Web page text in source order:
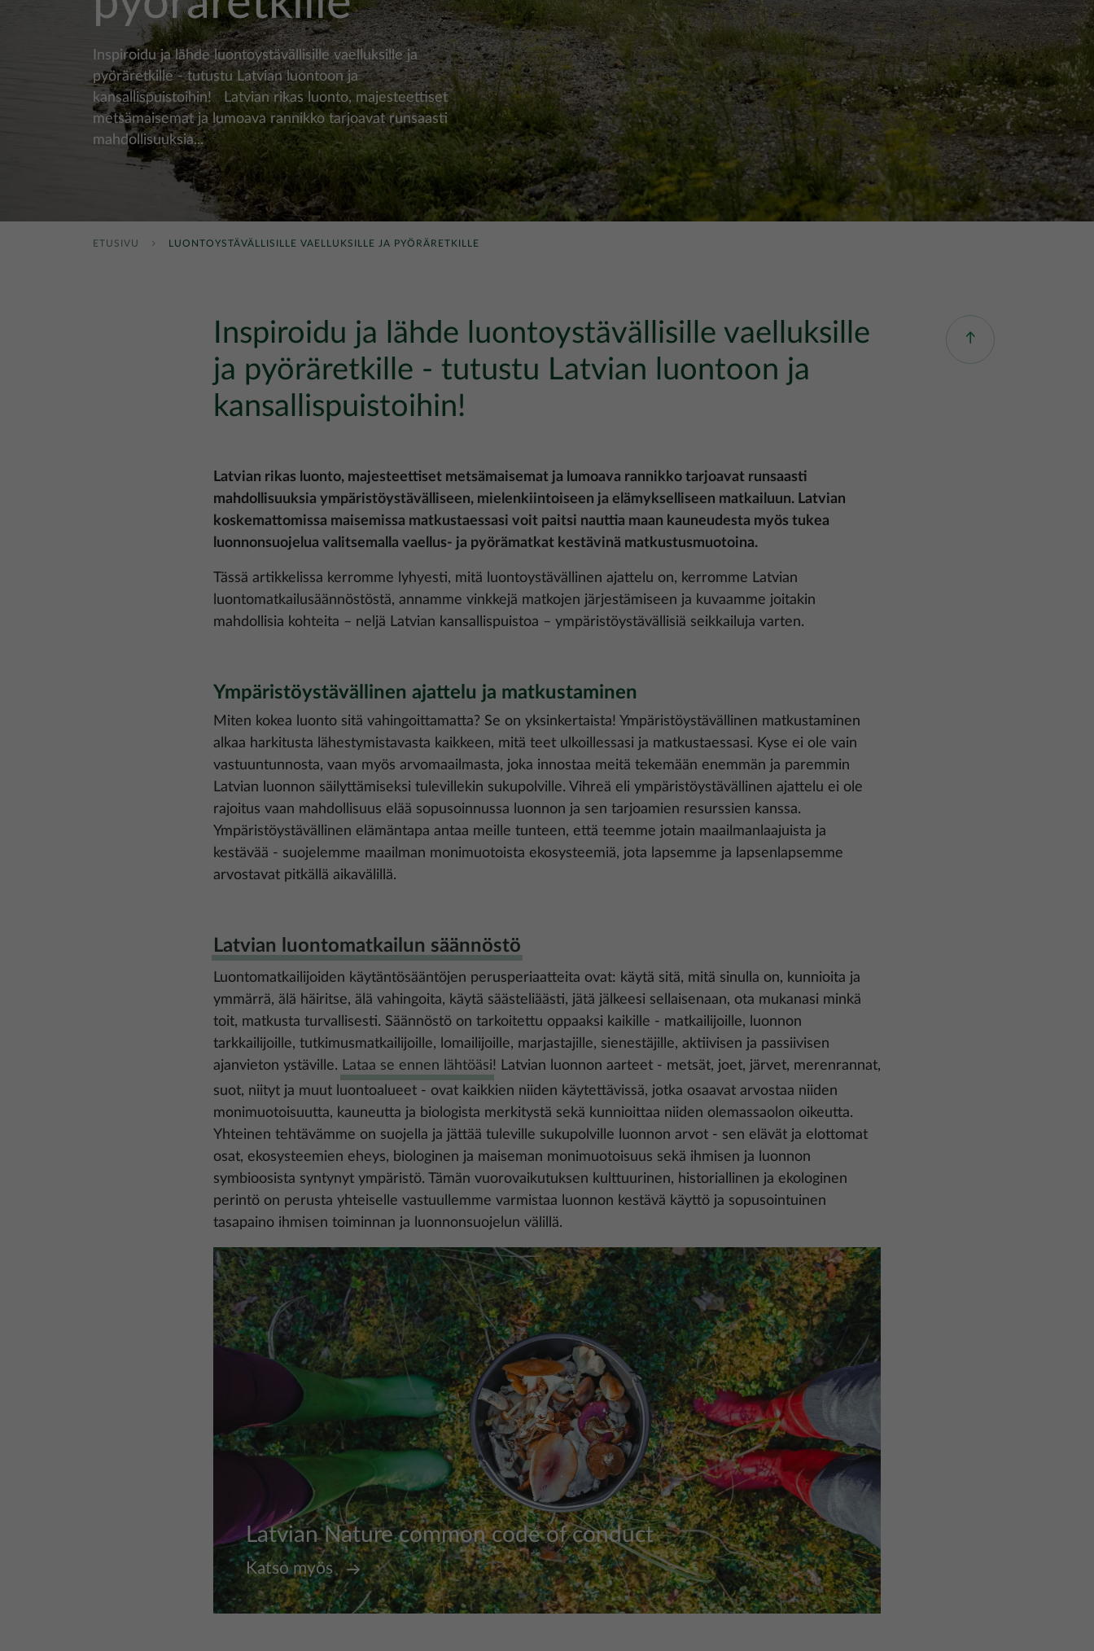
Inspiroidu ja lähde luontoystävällisille vaelluksille ja
pyöräretkille - tutustu Latvian luontoon ja
kansallispuistoihin! Latvian rikas luonto, majesteettiset
metsämaisemat ja lumoava rannikko tarjoavat runsaasti
mahdollisuuksia...
ETUSIVU LUONTOYSTÄVÄLLISILLE VAELLUKSILLE JA PYÖRÄRETKILLE
Inspiroidu ja lähde luontoystävällisille vaelluksille
ja pyöräretkille - tutustu Latvian luontoon ja
kansallispuistoihin!
Latvian rikas luonto, majesteettiset metsämaisemat ja lumoava rannikko tarjoavat runsaasti
mahdollisuuksia ympäristöystävälliseen, mielenkiintoiseen ja elämykselliseen matkailuun. Latvian
koskemattomissa maisemissa matkustaessasi voit paitsi nauttia maan kauneudesta myös tukea
luonnonsuojelua valitsemalla vaellus- ja pyörämatkat kestävinä matkustusmuotoina.
Tässä artikkelissa kerromme lyhyesti, mitä luontoystävällinen ajattelu on, kerromme Latvian
luontomatkailusäännöstöstä, annamme vinkkejä matkojen järjestämiseen ja kuvaamme joitakin
mahdollisia kohteita – neljä Latvian kansallispuistoa – ympäristöystävällisiä seikkailuja varten.
Ympäristöystävällinen ajattelu ja matkustaminen
Miten kokea luonto sitä vahingoittamatta? Se on yksinkertaista! Ympäristöystävällinen matkustaminen
alkaa harkitusta lähestymistavasta kaikkeen, mitä teet ulkoillessasi ja matkustaessasi. Kyse ei ole vain
vastuuntunnosta, vaan myös arvomaailmasta, joka innostaa meitä tekemään enemmän ja paremmin
Latvian luonnon säilyttämiseksi tulevillekin sukupolville. Vihreä eli ympäristöystävällinen ajattelu ei ole
rajoitus vaan mahdollisuus elää sopusoinnussa luonnon ja sen tarjoamien resurssien kanssa.
Ympäristöystävällinen elämäntapa antaa meille tunteen, että teemme jotain maailmanlaajuista ja
kestävää - suojelemme maailman monimuotoista ekosysteemiä, jota lapsemme ja lapsenlapsemme
arvostavat pitkällä aikavälillä.
Latvian luontomatkailun säännöstö
Luontomatkailijoiden käytäntösääntöjen perusperiaatteita ovat: käytä sitä, mitä sinulla on, kunnioita ja
ymmärrä, älä häiritse, älä vahingoita, käytä säästeliäästi, jätä jälkeesi sellaisenaan, ota mukanasi minkä
toit, matkusta turvallisesti. Säännöstö on tarkoitettu oppaaksi kaikille - matkailijoille, luonnon
tarkkailijoille, tutkimusmatkailijoille, lomailijoille, marjastajille, sienestäjille, aktiivisen ja passiivisen
ajanvieton ystäville. Lataa se ennen lähtöäsi! Latvian luonnon aarteet - metsät, joet, järvet, merenrannat,
suot, niityt ja muut luontoalueet - ovat kaikkien niiden käytettävissä, jotka osaavat arvostaa niiden
monimuotoisuutta, kauneutta ja biologista merkitystä sekä kunnioittaa niiden olemassaolon oikeutta.
Yhteinen tehtävämme on suojella ja jättää tuleville sukupolville luonnon arvot - sen elävät ja elottomat
osat, ekosysteemien eheys, biologinen ja maiseman monimuotoisuus sekä ihmisen ja luonnon
symbioosista syntynyt ympäristö. Tämän vuorovaikutuksen kulttuurinen, historiallinen ja ekologinen
perintö on perusta yhteiselle vastuullemme varmistaa luonnon kestävä käyttö ja sopusointuinen
tasapaino ihmisen toiminnan ja luonnonsuojelun välillä.
Latvian Nature common code of conduct
Kuva
Katso myös